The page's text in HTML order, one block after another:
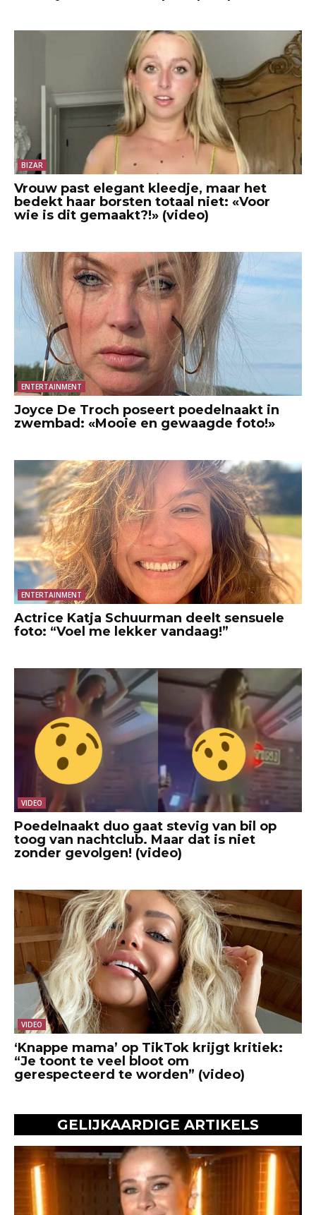
BIZAR
Vrouw past elegant kleedje, maar het
bedekt haar borsten totaal niet: «Voor
wie is dit gemaakt?!» (video)
ENTERTAINMENT
Joyce De Troch poseert poedelnaakt in
zwembad: «Mooie en gewaagde foto!»
ENTERTAINMENT
Actrice Katja Schuurman deelt sensuele
foto: “Voel me lekker vandaag!”
VIDEO
Poedelnaakt duo gaat stevig van bil op
toog van nachtclub. Maar dat is niet
zonder gevolgen! (video)
VIDEO
‘Knappe mama’ op TikTok krijgt kritiek:
“Je toont te veel bloot om
gerespecteerd te worden” (video)
GELIJKAARDIGE ARTIKELS